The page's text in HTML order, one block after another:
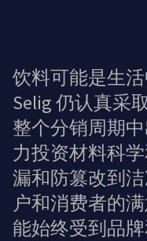
饮料可能是生
Selig 仍认真采
整个分销周期
力投资材料科
漏和防篡改到
户和消费者的
能始终受到品牌